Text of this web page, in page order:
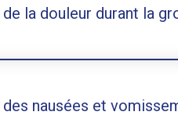
la douleur durant la
nausées et